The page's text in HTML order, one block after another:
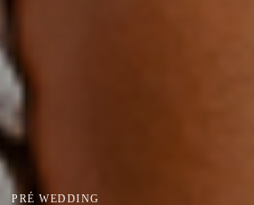
PRÉ WEDDING